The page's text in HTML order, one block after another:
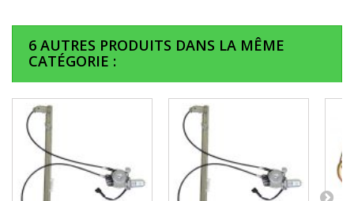
6 AUTRES PRODUITS DANS LA MÊME
CATÉGORIE :